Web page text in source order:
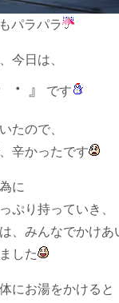
パラパラ
今日は、
』 です
たので、
辛かったです
に
ぷり持っていき、
、みんなでかけあ
した
にお湯をかけると